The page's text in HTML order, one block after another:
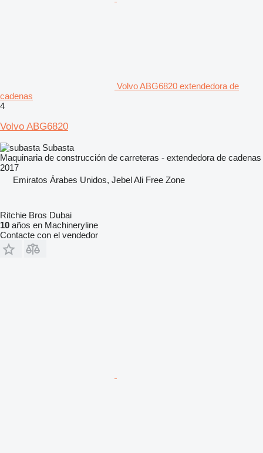
Volvo ABG6820 extendedora de
cadenas
4
Volvo ABG6820
Subasta
Maquinaria de construcción de carreteras - extendedora de cadenas
2017
Emiratos Árabes Unidos, Jebel Ali Free Zone
Ritchie Bros Dubai
10 años en Machineryline
Contacte con el vendedor